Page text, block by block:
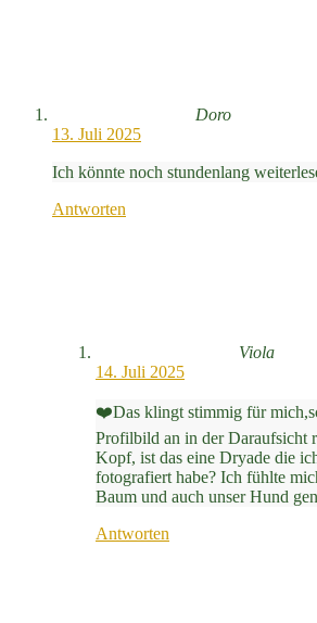
Doro
13. Juli 2025
Ich könnte noch stundenlang
Antworten
Viola
14. Juli 2025
❤️Das klingt stimmig für
Profilbild an in der Daraufsicht
Kopf, ist das eine Dryade die
fotografiert habe? Ich fühlte
Baum und auch unser Hund
Antworten